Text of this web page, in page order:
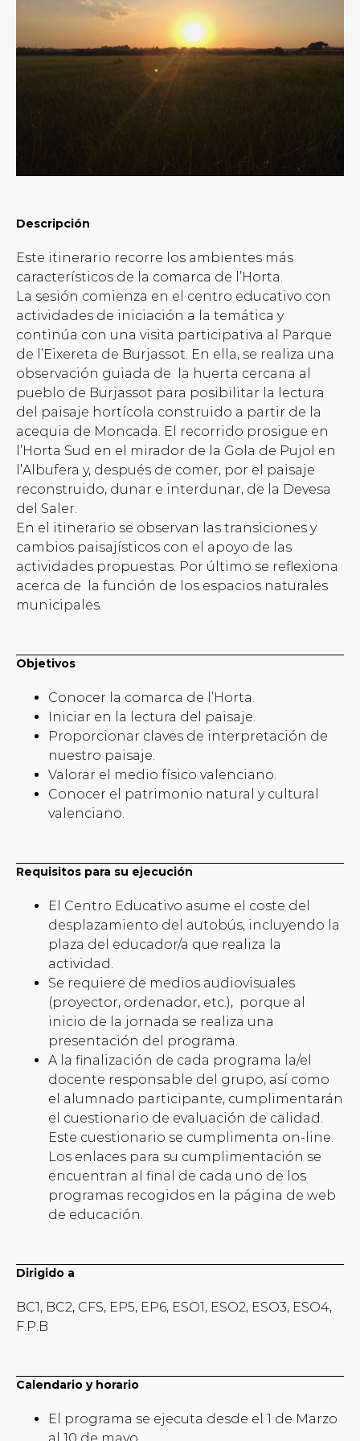
Descripción
Este itinerario recorre los ambientes más
característicos de la comarca de l’Horta.
La sesión comienza en el centro educativo con
actividades de iniciación a la temática y
continúa con una visita participativa al Parque
de l’Eixereta de Burjassot. En ella, se realiza una
observación guiada de la huerta cercana al
pueblo de Burjassot para posibilitar la lectura
del paisaje hortícola construido a partir de la
acequia de Moncada. El recorrido prosigue en
l’Horta Sud en el mirador de la Gola de Pujol en
l’Albufera y, después de comer, por el paisaje
reconstruido, dunar e interdunar, de la Devesa
del Saler.
En el itinerario se observan las transiciones y
cambios paisajísticos con el apoyo de las
actividades propuestas. Por último se reflexiona
acerca de la función de los espacios naturales
municipales.
Objetivos
Conocer la comarca de l’Horta.
Iniciar en la lectura del paisaje.
Proporcionar claves de interpretación de
nuestro paisaje.
Valorar el medio físico valenciano.
Conocer el patrimonio natural y cultural
valenciano.
Requisitos para su ejecución
El Centro Educativo asume el coste del
desplazamiento del autobús, incluyendo la
plaza del educador/a que realiza la
actividad.
Se requiere de medios audiovisuales
(proyector, ordenador, etc.), porque al
inicio de la jornada se realiza una
presentación del programa.
A la finalización de cada programa la/el
docente responsable del grupo, así como
el alumnado participante, cumplimentarán
el cuestionario de evaluación de calidad.
Este cuestionario se cumplimenta on-line.
Los enlaces para su cumplimentación se
encuentran al final de cada uno de los
programas recogidos en la página de web
de educación.
Dirigido a
BC1, BC2, CFS, EP5, EP6, ESO1, ESO2, ESO3, ESO4,
F.P.B
Calendario y horario
El programa se ejecuta desde el 1 de Marzo